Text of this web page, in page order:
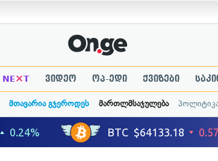
NE×T ვიდეო ოპ-ედი ქვიზები
მთავარია გჯეროდეს მართლმსაჯულება